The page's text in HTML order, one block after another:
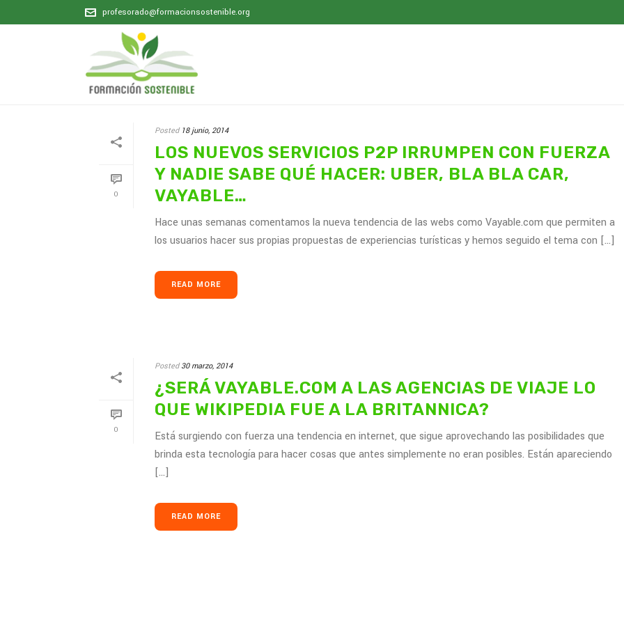
profesorado@formacionsostenible.org
0
Posted 18 junio, 2014
LOS NUEVOS SERVICIOS P2P IRRUMPEN CON FUERZA
Y NADIE SABE QUÉ HACER: UBER, BLA BLA CAR,
VAYABLE…
Hace unas semanas comentamos la nueva tendencia de las webs como Vayable.com que permiten a
los usuarios hacer sus propias propuestas de experiencias turísticas y hemos seguido el tema con [...]
READ MORE
0
Posted 30 marzo, 2014
¿SERÁ VAYABLE.COM A LAS AGENCIAS DE VIAJE LO
QUE WIKIPEDIA FUE A LA BRITANNICA?
Está surgiendo con fuerza una tendencia en internet, que sigue aprovechando las posibilidades que
brinda esta tecnología para hacer cosas que antes simplemente no eran posibles. Están apareciendo
[...]
READ MORE